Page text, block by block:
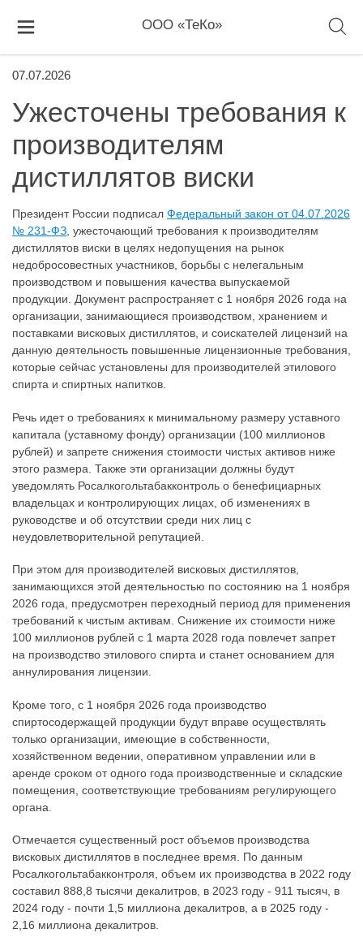
ООО «ТеКо»
07.07.2026
Ужесточены требования к
производителям
дистиллятов виски
Президент России подписал Федеральный закон от 04.07.2026
№ 231-ФЗ , ужесточающий требования к производителям
дистиллятов виски в целях недопущения на рынок
недобросовестных участников, борьбы с нелегальным
производством и повышения качества выпускаемой
продукции. Документ распространяет с 1 ноября 2026 года на
организации, занимающиеся производством, хранением и
поставками висковых дистиллятов, и соискателей лицензий на
данную деятельность повышенные лицензионные требования,
которые сейчас установлены для производителей этилового
спирта и спиртных напитков.
Речь идет о требованиях к минимальному размеру уставного
капитала (уставному фонду) организации (100 миллионов
рублей) и запрете снижения стоимости чистых активов ниже
этого размера. Также эти организации должны будут
уведомлять Росалкогольтабакконтроль о бенефициарных
владельцах и контролирующих лицах, об изменениях в
руководстве и об отсутствии среди них лиц с
неудовлетворительной репутацией.
При этом для производителей висковых дистиллятов,
занимающихся этой деятельностью по состоянию на 1 ноября
2026 года, предусмотрен переходный период для применения
требований к чистым активам. Снижение их стоимости ниже
100 миллионов рублей с 1 марта 2028 года повлечет запрет
на производство этилового спирта и станет основанием для
аннулирования лицензии.
Кроме того, с 1 ноября 2026 года производство
спиртосодержащей продукции будут вправе осуществлять
только организации, имеющие в собственности,
хозяйственном ведении, оперативном управлении или в
аренде сроком от одного года производственные и складские
помещения, соответствующие требованиям регулирующего
органа.
Отмечается существенный рост объемов производства
висковых дистиллятов в последнее время. По данным
Росалкогольтабакконтроля, объем их производства в 2022 году
составил 888,8 тысячи декалитров, в 2023 году - 911 тысяч, в
2024 году - почти 1,5 миллиона декалитров, а в 2025 году -
2,16 миллиона декалитров.